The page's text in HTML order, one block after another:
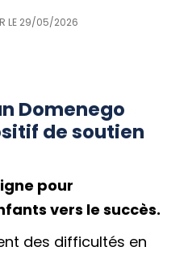
LE 29/05/2026
Domenego
de soutien
pour
vers le succès.
des difficultés en